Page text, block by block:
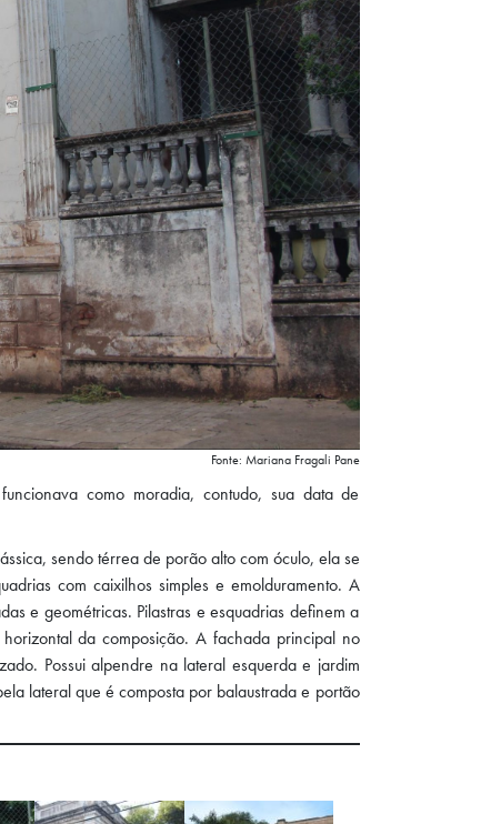
Fonte: Mariana Fragali Pane
como moradia, contudo, sua data de
sendo térrea de porão alto com óculo, ela se
com caixilhos simples e emolduramento. A
e geométricas. Pilastras e esquadrias definem a
da composição. A fachada principal no
Possui alpendre na lateral esquerda e jardim
lateral que é composta por balaustrada e portão